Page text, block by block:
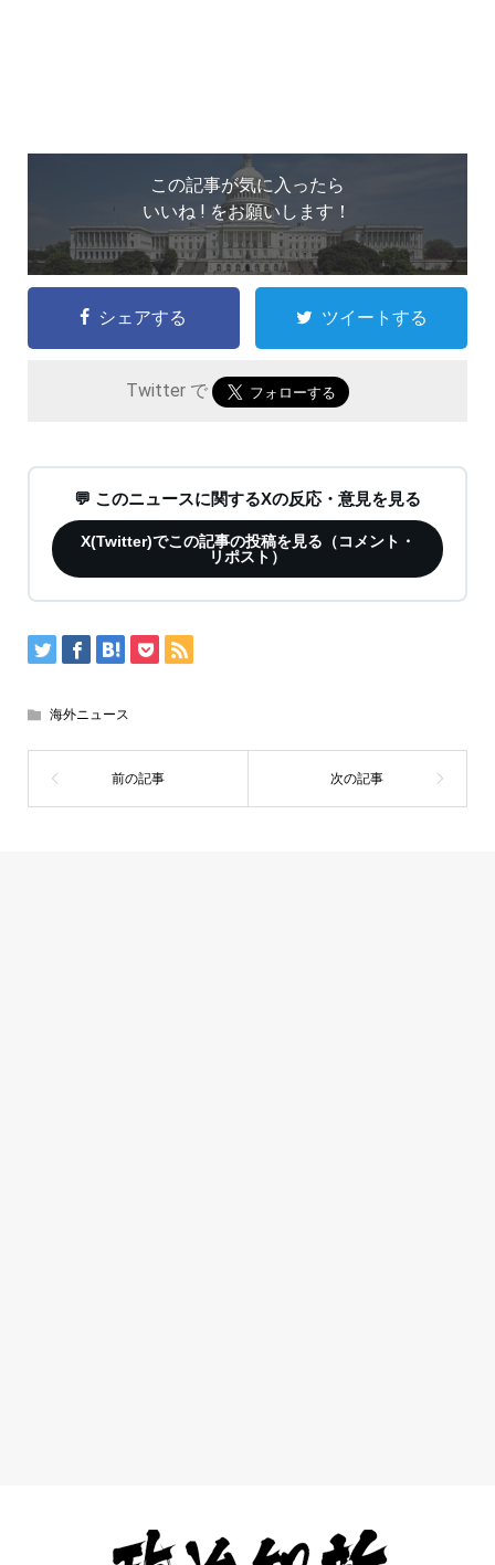
この記事が気に入ったら
いいね ! をお願いします！
シェアする ツイートする
Twitter で
💬 このニュースに関するXの反応・意見を見る
X(Twitter)でこの記事の投稿を見る（コメント・
リポスト）
海外ニュース